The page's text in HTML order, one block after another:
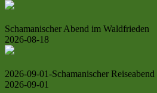
Schamanischer Abend im Waldfrieden
2026-08-18
2026-09-01-Schamanischer Reiseabend
2026-09-01